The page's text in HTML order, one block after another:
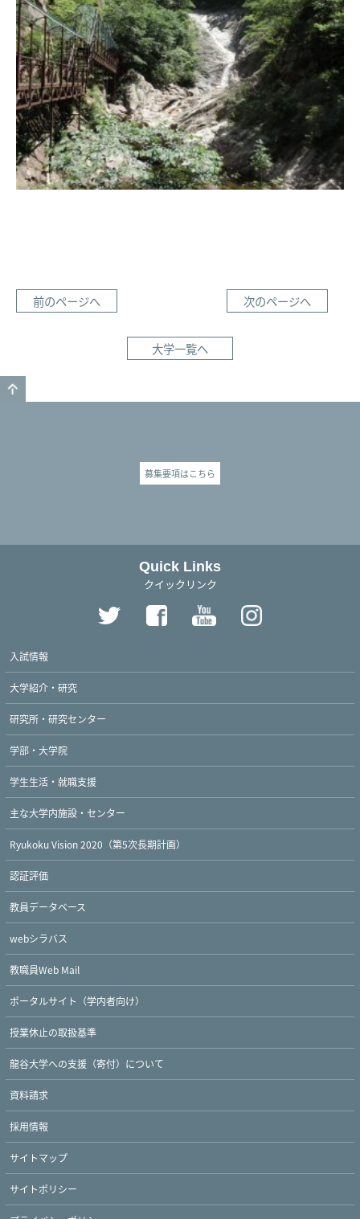
前のページへ 次のページへ
大学一覧へ
募集要項はこちら
Quick Links
クイックリンク
入試情報
大学紹介・研究
研究所・研究センター
学部・大学院
学生生活・就職支援
主な大学内施設・センター
Ryukoku Vision 2020（第5次長期計画）
認証評価
教員データベース
webシラバス
教職員Web Mail
ポータルサイト（学内者向け）
授業休止の取扱基準
龍谷大学への支援（寄付）について
資料請求
採用情報
サイトマップ
サイトポリシー